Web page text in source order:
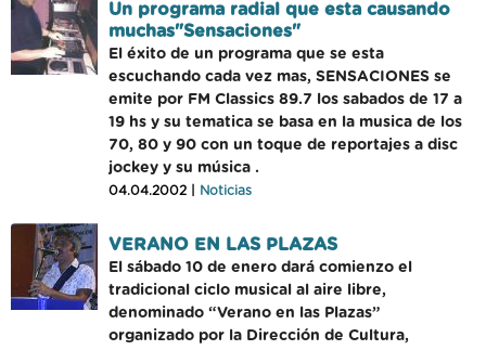
Un programa radial que esta causando
muchas"Sensaciones"
El éxito de un programa que se esta
escuchando cada vez mas, SENSACIONES se
emite por FM Classics 89.7 los sabados de 17 a
19 hs y su tematica se basa en la musica de los
70, 80 y 90 con un toque de reportajes a disc
jockey y su música .
04.04.2002 | Noticias
VERANO EN LAS PLAZAS
El sábado 10 de enero dará comienzo el
tradicional ciclo musical al aire libre,
denominado “Verano en las Plazas”
organizado por la Dirección de Cultura,